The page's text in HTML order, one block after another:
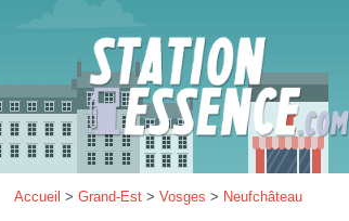
Accueil > Grand-Est > Vosges > Neufchâteau
Gazole :
SP 98 :